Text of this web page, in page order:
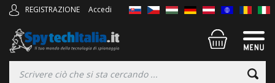
REGISTRAZIONE Accedi